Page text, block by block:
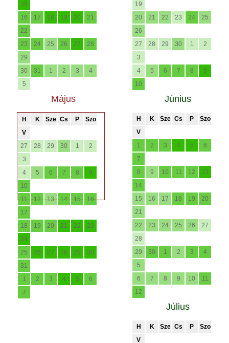
15
16
17 18 19 20
21
22
23
24 25 26 27
28
29
30
31 1 2 3
4
5
19
20
21 22 23 24
25
26
27
28 29 30 1
2
3
4
5 6 7 8
9
10
Május
H K Sze Cs P
Szo
V
27
28 29 30 1
2
3
4
5 6 7 8
9
10
11
12 13 14 15
16
17
18
19 20 21 22
23
24
25
26 27 28 29
30
31
1
2 3 4 5
6
7
Június
H K Sze Cs P
Szo
V
1
2 3 4 5
6
7
8
9 10 11 12
13
14
15
16 17 18 19
20
21
22
23 24 25 26
27
28
29
30 1 2 3
4
5
6
7 8 9 10
11
12
Július
H K Sze Cs P
Szo
V